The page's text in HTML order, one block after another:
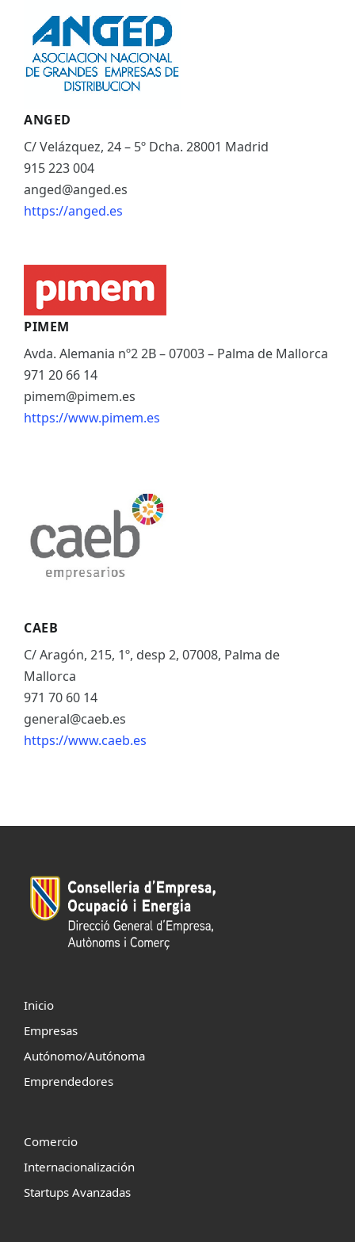
ANGED
C/ Velázquez, 24 – 5º Dcha. 28001 Madrid
915 223 004
anged@anged.es
https://anged.es
PIMEM
Avda. Alemania nº2 2B – 07003 – Palma de Mallorca
971 20 66 14
pimem@pimem.es
https://www.pimem.es
CAEB
C/ Aragón, 215, 1º, desp 2, 07008, Palma de
Mallorca
971 70 60 14
general@caeb.es
https://www.caeb.es
Inicio
Empresas
Autónomo/Autónoma
Emprendedores
Comercio
Internacionalización
Startups Avanzadas